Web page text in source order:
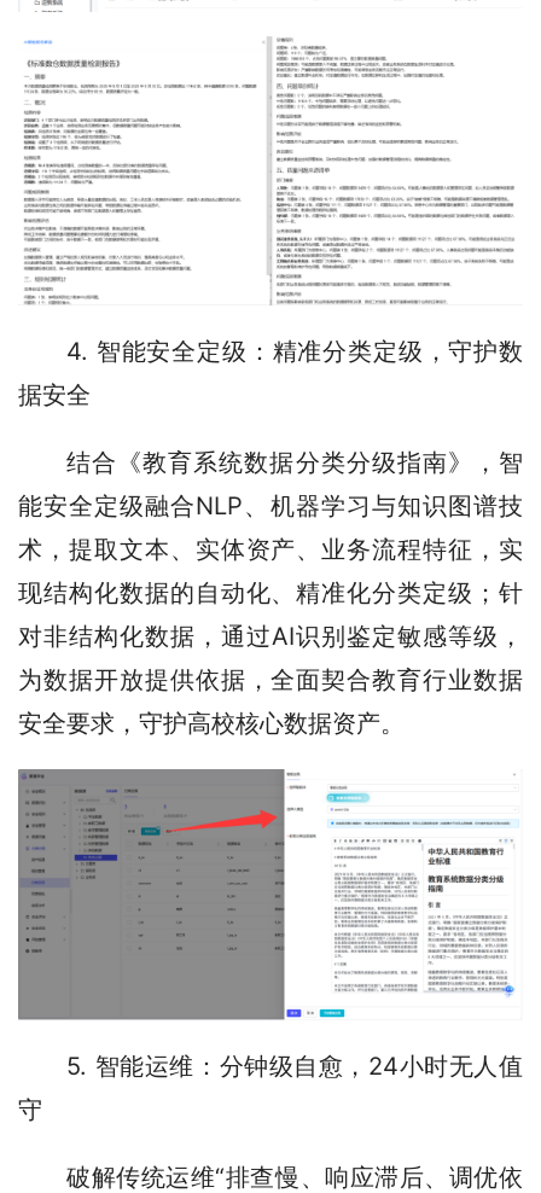
4. 智能安全定级：精准分类定级，守护数
据安全
结合《教育系统数据分类分级指南》，智
能安全定级融合NLP、机器学习与知识图谱技
术，提取文本、实体资产、业务流程特征，实
现结构化数据的自动化、精准化分类定级；针
对非结构化数据，通过AI识别鉴定敏感等级，
为数据开放提供依据，全面契合教育行业数据
安全要求，守护高校核心数据资产。
5. 智能运维：分钟级自愈，24小时无人值
守
破解传统运维“排查慢、响应滞后、调优依